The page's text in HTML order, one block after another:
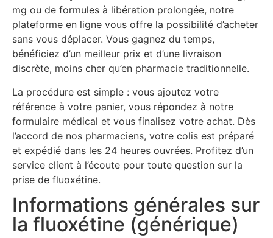
mg ou de formules à libération prolongée, notre
plateforme en ligne vous offre la possibilité d’acheter
sans vous déplacer. Vous gagnez du temps,
bénéficiez d’un meilleur prix et d’une livraison
discrète, moins cher qu’en pharmacie traditionnelle.
La procédure est simple : vous ajoutez votre
référence à votre panier, vous répondez à notre
formulaire médical et vous finalisez votre achat. Dès
l’accord de nos pharmaciens, votre colis est préparé
et expédié dans les 24 heures ouvrées. Profitez d’un
service client à l’écoute pour toute question sur la
prise de fluoxétine.
Informations générales sur
la fluoxétine (générique)